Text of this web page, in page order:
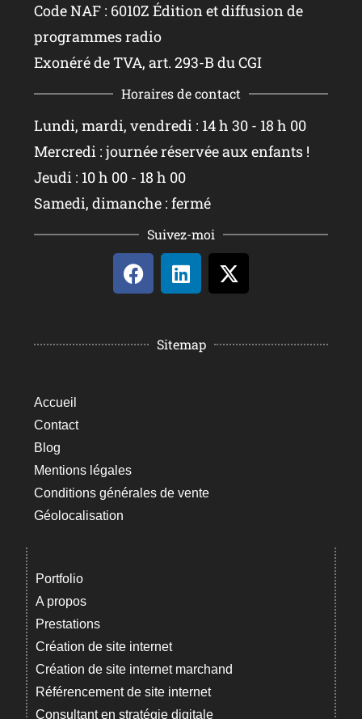
Code NAF : 6010Z Édition et diffusion de
programmes radio
Exonéré de TVA, art. 293-B du CGI
Horaires de contact
Lundi, mardi, vendredi : 14 h 30 - 18 h 00
Mercredi : journée réservée aux enfants !
Jeudi : 10 h 00 - 18 h 00
Samedi, dimanche : fermé
Suivez-moi
Sitemap
Accueil
Contact
Blog
Mentions légales
Conditions générales de vente
Géolocalisation
Portfolio
A propos
Prestations
Création de site internet
Création de site internet marchand
Référencement de site internet
Consultant en stratégie digitale